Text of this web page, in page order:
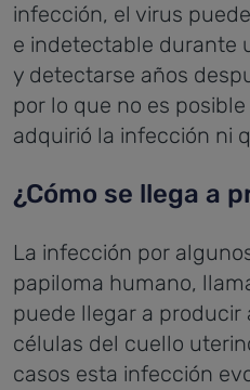
infección, el virus
e indetectable durante
y detectarse años
por lo que no es
adquirió la infección ni
¿Cómo se llega a
La infección por
papiloma humano,
puede llegar a producir
células del cuello
casos esta infección